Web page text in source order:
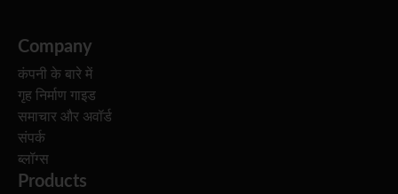
Company
कंपनी के बारे में
गृह निर्माण गाइड
समाचार और अवॉर्ड
संपर्क
ब्लॉग्स
Products